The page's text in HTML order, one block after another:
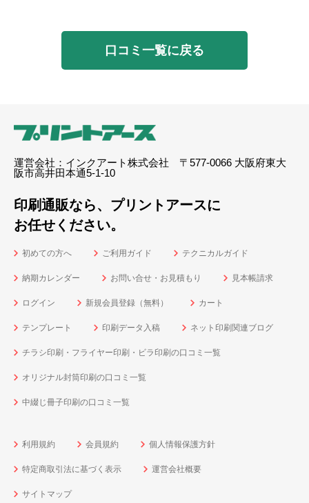
口コミ一覧に戻る
運営会社：インクアート株式会社 〒577-0066 大阪府東大
阪市高井田本通5-1-10
印刷通販なら、プリントアースに
お任せください。
初めての方へ ご利用ガイド テクニカルガイド
納期カレンダー お問い合せ・お見積もり 見本帳請求
ログイン 新規会員登録（無料） カート
テンプレート 印刷データ入稿 ネット印刷関連ブログ
チラシ印刷・フライヤー印刷・ビラ印刷の口コミ一覧
オリジナル封筒印刷の口コミ一覧
中綴じ冊子印刷の口コミ一覧
利用規約 会員規約 個人情報保護方針
特定商取引法に基づく表示 運営会社概要
サイトマップ